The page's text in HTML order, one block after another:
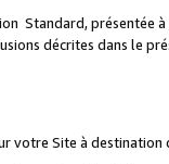
Standard, présentée
décrites dans le
votre Site à destination